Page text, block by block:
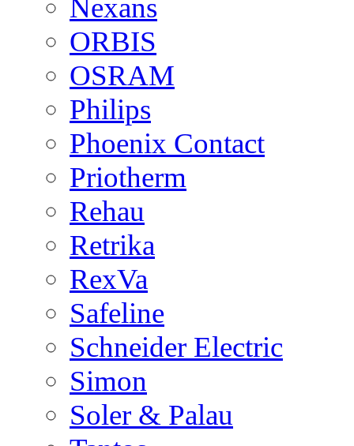
Nexans
ORBIS
OSRAM
Philips
Phoenix Contact
Priotherm
Rehau
Retrika
RexVa
Safeline
Schneider Electric
Simon
Soler & Palau